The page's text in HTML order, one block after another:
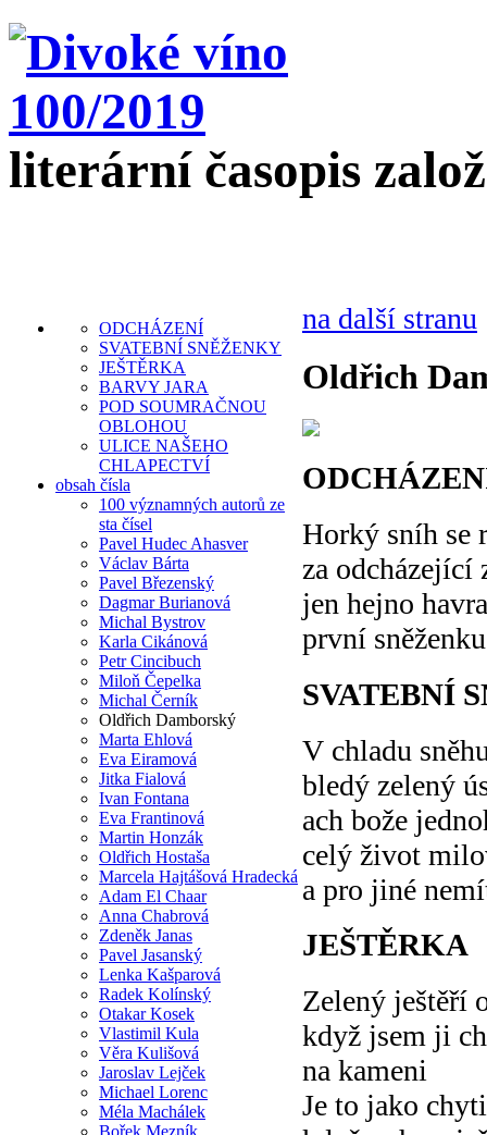
literární časopis
ODCHÁZENÍ
SVATEBNÍ SNĚŽENKY
JEŠTĚRKA
BARVY JARA
POD SOUMRAČNOU
OBLOHOU
ULICE NAŠEHO
CHLAPECTVÍ
obsah čísla
100 významných autorů ze
sta čísel
Pavel Hudec Ahasver
Václav Bárta
Pavel Březenský
Dagmar Burianová
Michal Bystrov
Karla Cikánová
Petr Cincibuch
Miloň Čepelka
Michal Černík
Oldřich Damborský
Marta Ehlová
Eva Eiramová
Jitka Fialová
Ivan Fontana
Eva Frantinová
Martin Honzák
Oldřich Hostaša
Marcela Hajtášová Hradecká
Adam El Chaar
Anna Chabrová
Zdeněk Janas
Pavel Jasanský
Lenka Kašparová
Radek Kolínský
Otakar Kosek
Vlastimil Kula
Věra Kulišová
Jaroslav Lejček
Michael Lorenc
Méla Machálek
Bořek Mezník
na další stranu
Oldřich
Horký sníh se
za odcházející
jen hejno
první
SVATEBNÍ
V chladu
bledý zelený
ach bože
celý život
a pro jiné
JEŠTĚRKA
Zelený ještěří
když jsem ji
na kameni
Je to jako